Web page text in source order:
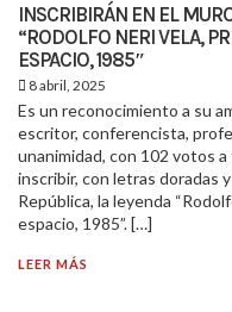
INSCRIBIRÁN EN EL
“RODOLFO NERI VELA,
ESPACIO, 1985″
8 abril, 2025
Es un reconocimiento a su
escritor, conferencista,
unanimidad, con 102 votos
inscribir, con letras doradas
República, la leyenda
espacio, 1985”. […]
LEER MÁS